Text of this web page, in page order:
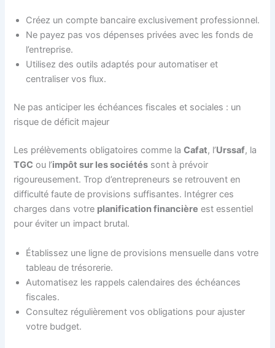
Créez un compte bancaire exclusivement professionnel.
Ne payez pas vos dépenses privées avec les fonds de
l’entreprise.
Utilisez des outils adaptés pour automatiser et
centraliser vos flux.
Ne pas anticiper les échéances fiscales et sociales : un
risque de déficit majeur
Les prélèvements obligatoires comme laCafat, l’Urssaf, la
TGC ou l’impôt sur les sociétés sont à prévoir
rigoureusement. Trop d’entrepreneurs se retrouvent en
difficulté faute de provisions suffisantes. Intégrer ces
charges dans votre planification financière est essentiel
pour éviter un impact brutal.
Établissez une ligne de provisions mensuelle dans votre
tableau de trésorerie.
Automatisez les rappels calendaires des échéances
fiscales.
Consultez régulièrement vos obligations pour ajuster
votre budget.